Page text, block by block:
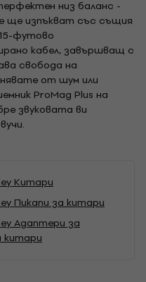
низ баланс -
ще изпъкват със същия
футово
кабел, завършващ с
свобода на
от шум или
ProMag Plus на
звуковата ви
Китари
Пикапи за китари
Адаптери за
китари